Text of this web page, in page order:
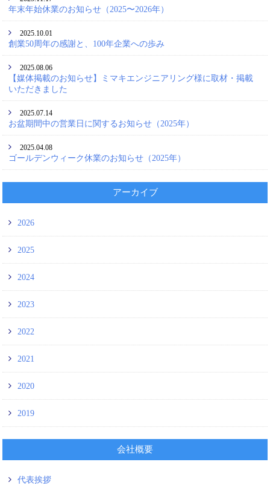
年末年始休業のお知らせ（2025〜2026年）
2025.10.01
創業50周年の感謝と、100年企業への歩み
2025.08.06
【媒体掲載のお知らせ】ミマキエンジニアリング様に取材・掲載
いただきました
2025.07.14
お盆期間中の営業日に関するお知らせ（2025年）
2025.04.08
ゴールデンウィーク休業のお知らせ（2025年）
アーカイブ
2026
2025
2024
2023
2022
2021
2020
2019
会社概要
代表挨拶